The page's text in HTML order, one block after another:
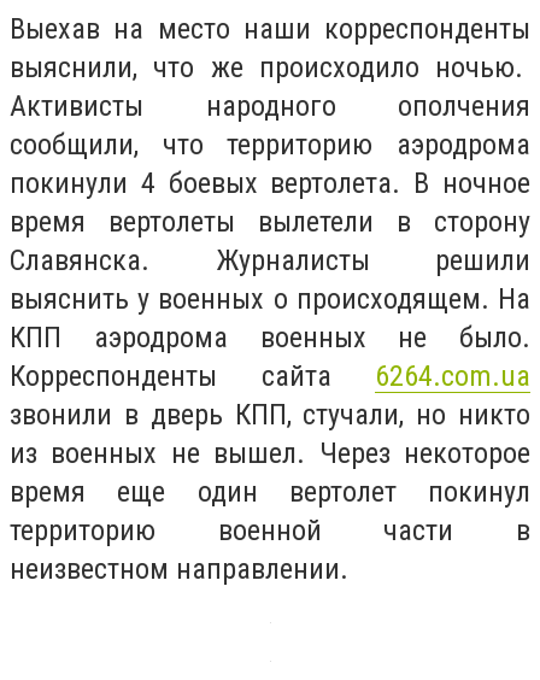
Выехав на место наши корреспонденты
выяснили, что же происходило ночью.
Активисты народного ополчения
сообщили, что территорию аэродрома
покинули 4 боевых вертолета. В ночное
время вертолеты вылетели в сторону
Славянска. Журналисты решили
выяснить у военных о происходящем. На
КПП аэродрома военных не было.
Корреспонденты сайта 6264.com.ua
звонили в дверь КПП, стучали, но никто
из военных не вышел. Через некоторое
время еще один вертолет покинул
территорию военной части в
неизвестном направлении.